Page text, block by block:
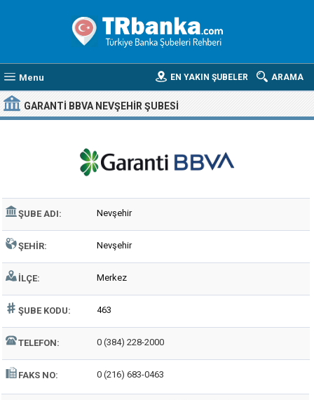
Menu ARAMA
EN YAKIN ŞUBELER
GARANTI BBVA NEVŞEHIR ŞUBESI
ŞUBE ADI: Nevşehir
ŞEHIR: Nevşehir
İLÇE: Merkez
ŞUBE KODU: 463
TELEFON: 0 (384) 228-2000
FAKS NO: 0 (216) 683-0463